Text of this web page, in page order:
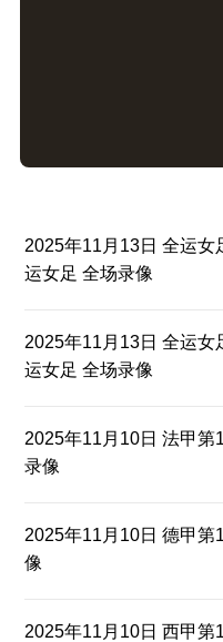
2025年11月13日 全运女
运女足 全场录像
2025年11月13日 全运女
运女足 全场录像
2025年11月10日 法甲第
录像
2025年11月10日 德甲第
像
2025年11月10日 西甲第